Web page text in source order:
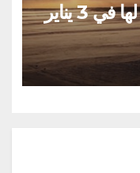
شاهد الشمس بأكبر حجم لها في 3 يناير